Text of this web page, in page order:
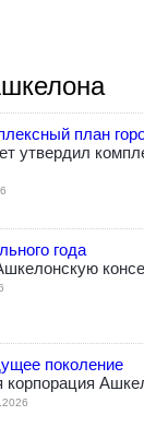
план
утвердил
года
поколение